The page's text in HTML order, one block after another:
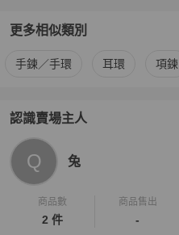
更多相似類別
更多Van Cleef & Arpels 女士配件
手鍊／手環 耳環 項鍊
認識賣場主人
PopChill 拍拍圈嚴選賣家
Q 兔
商品數
2 件
商品售出
-